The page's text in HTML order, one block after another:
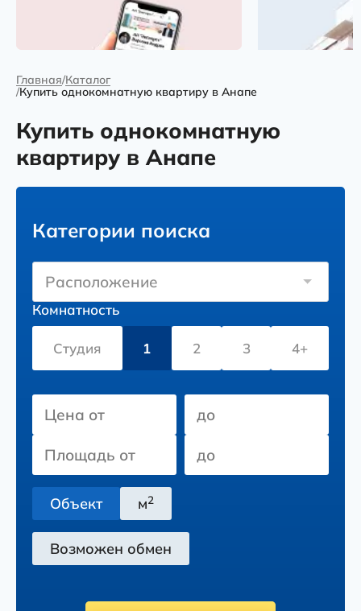
Главная Каталог
Купить однокомнатную квартиру в Анапе
Купить однокомнатную
квартиру в Анапе
Категории поиска
Расположение
Комнатность
Студия 1 2 3 4+
Объект м2
Возможен обмен